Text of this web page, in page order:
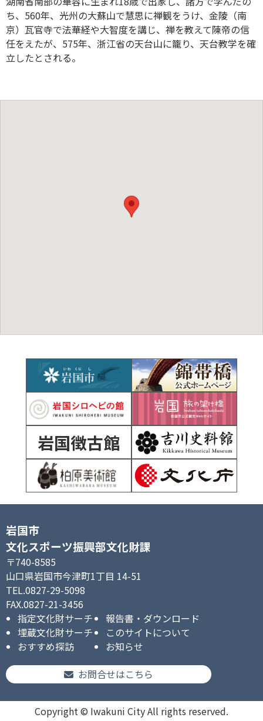
ち、560年、光州の大蘇山で慧思に禅観をうけ、金陵（南
京）瓦官寺で法華経や大智度を講じ、禅を教えて陳帝の信
任をえたが、575年、浙江省の天台山に籠り、天台教学を確
立したとされる。
岩国徴古館
岩国市
文化スポーツ振興部文化財課
〒740-8585
山口県岩国市今津町1丁目 14-51
TEL.0827-29-5098
FAX.0827-21-3456
指定文化財サーチ
報告書・ダウンロード
埋蔵文化財サーチ
このサイトについて
おすすめ探訪
お知らせ
お問合せはこちら
Copyright © Iwakuni City All rights reserved.